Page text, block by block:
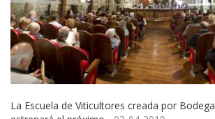
La Escuela de Viticultores creada por